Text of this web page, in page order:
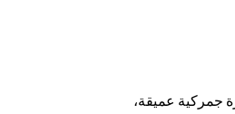
جمركية عميقة،